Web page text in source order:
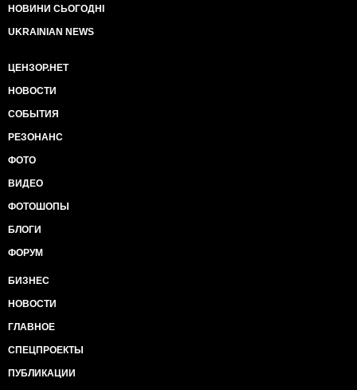
НОВИНИ СЬОГОДНІ
UKRAINIAN NEWS
ЦЕНЗОР.НЕТ
НОВОСТИ
СОБЫТИЯ
РЕЗОНАНС
ФОТО
ВИДЕО
ФОТОШОПЫ
БЛОГИ
ФОРУМ
БИЗНЕС
НОВОСТИ
ГЛАВНОЕ
СПЕЦПРОЕКТЫ
ПУБЛИКАЦИИ